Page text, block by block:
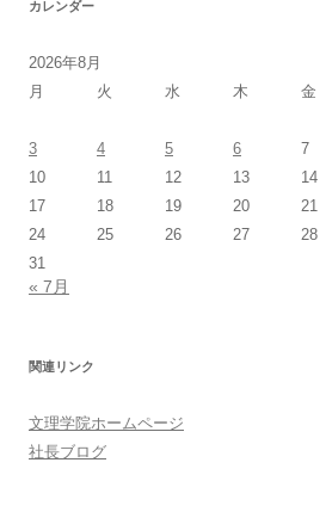
カレンダー
2026年8月
月
火 水 木 金
3
4 5 6 7
10
11 12 13 14
17
18 19 20 21
24
25 26 27 28
31
« 7月
関連リンク
文理学院ホームページ
社長ブログ